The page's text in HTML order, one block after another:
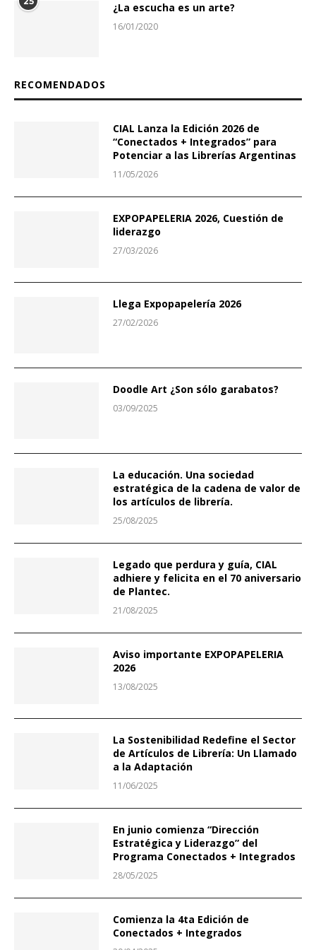
¿La escucha es un arte?
16/01/2020
RECOMENDADOS
CIAL Lanza la Edición 2026 de
“Conectados + Integrados” para
Potenciar a las Librerías Argentinas
11/05/2026
EXPOPAPELERIA 2026, Cuestión de
liderazgo
27/03/2026
Llega Expopapelería 2026
27/02/2026
Doodle Art ¿Son sólo garabatos?
03/09/2025
La educación. Una sociedad
estratégica de la cadena de valor de
los artículos de librería.
25/08/2025
Legado que perdura y guía, CIAL
adhiere y felicita en el 70 aniversario
de Plantec.
21/08/2025
Aviso importante EXPOPAPELERIA
2026
13/08/2025
La Sostenibilidad Redefine el Sector
de Artículos de Librería: Un Llamado
a la Adaptación
11/06/2025
En junio comienza “Dirección
Estratégica y Liderazgo” del
Programa Conectados + Integrados
28/05/2025
Comienza la 4ta Edición de
Conectados + Integrados